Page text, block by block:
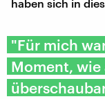
haben sich in
"Für mich
Moment, wie